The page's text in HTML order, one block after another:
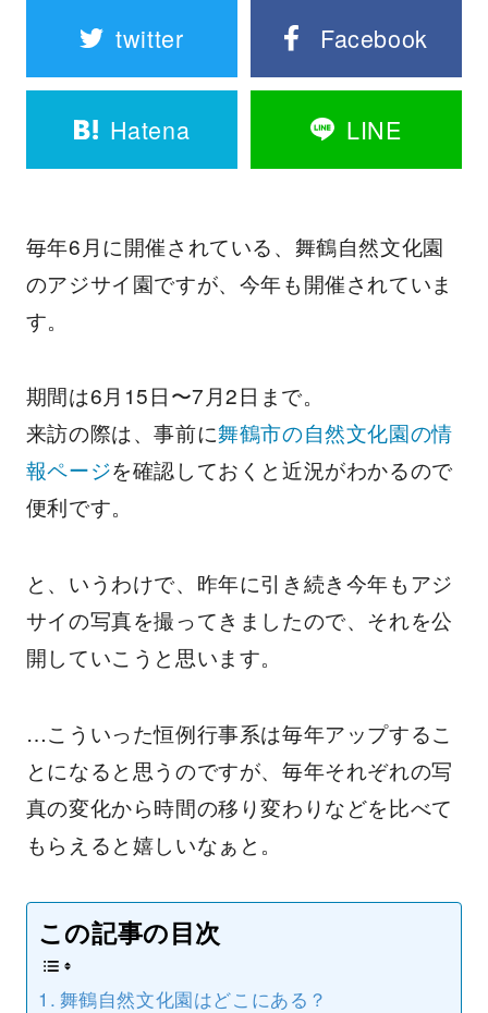
twitter Facebook
Hatena LINE
毎年6月に開催されている、舞鶴自然文化園
のアジサイ園ですが、今年も開催されていま
す。
期間は6月15日〜7月2日まで。
来訪の際は、事前に舞鶴市の自然文化園の情
報ページを確認しておくと近況がわかるので
便利です。
と、いうわけで、昨年に引き続き今年もアジ
サイの写真を撮ってきましたので、それを公
開していこうと思います。
…こういった恒例行事系は毎年アップするこ
とになると思うのですが、毎年それぞれの写
真の変化から時間の移り変わりなどを比べて
もらえると嬉しいなぁと。
この記事の目次
舞鶴自然文化園はどこにある？